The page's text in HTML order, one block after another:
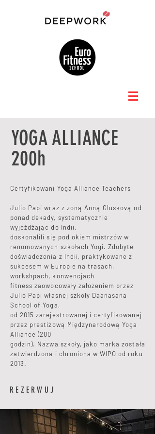
YOGA ALLIANCE
200h
Certyfikowani Yoga Alliance Teachers
Julio Papi wraz z żoną Anną Gluskovą od
ponad dekady, systematycznie
wyjeżdżając do Indii,
doskonalili się pod okiem mistrzów w
renomowanych szkołach Yogi. Zdobyte
doświadczenia z Indii, praktykowane z
sukcesem w Europie na trasach,
workshpach, konwencjach
fitness zaowocowały założeniem przez
Julio Papi własnej szkoły Daanasana
School of Yoga,
od 2015 zarejestrowanej i certyfikowanej
przez prestiżową Międzynarodową Yoga
Alliance (200
godzin). Nazwa szkoły, jako marka została
zatwierdzona i chroniona w WIPO od roku
2013.
REZERWUJ